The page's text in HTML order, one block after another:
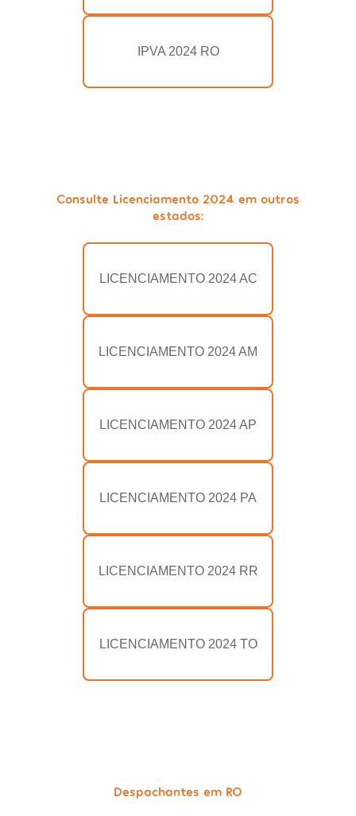
IPVA 2024 RO
Consulte Licenciamento 2024 em outros
estados:
LICENCIAMENTO 2024 AC
LICENCIAMENTO 2024 AM
LICENCIAMENTO 2024 AP
LICENCIAMENTO 2024 PA
LICENCIAMENTO 2024 RR
LICENCIAMENTO 2024 TO
Despachantes em RO